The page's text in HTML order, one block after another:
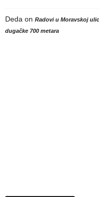
Deda on Radovi u Moravskoj
dugačke 700 metara